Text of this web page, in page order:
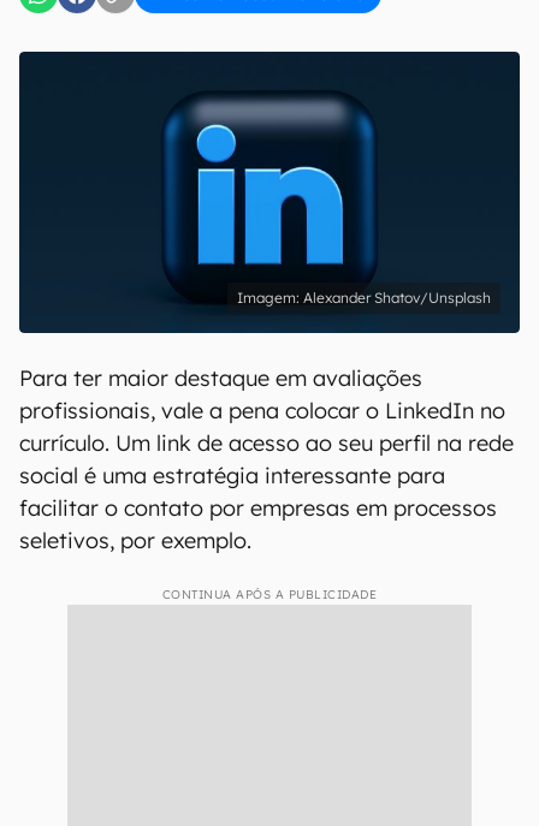
Alexander Shatov/Unsplash
Para ter maior destaque em avaliações
profissionais, vale a pena colocar o LinkedIn no
currículo. Um link de acesso ao seu perfil na rede
social é uma estratégia interessante para
facilitar o contato por empresas em processos
seletivos, por exemplo.
CONTINUA APÓS A PUBLICIDADE